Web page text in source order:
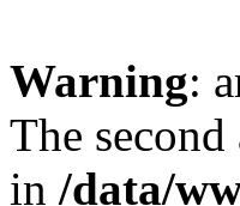
Warning:
The
in /data/